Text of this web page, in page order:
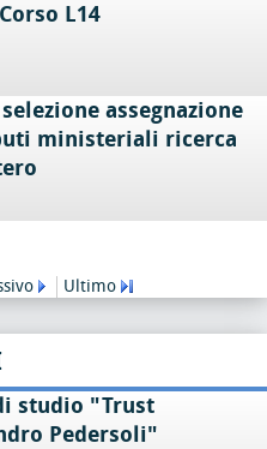
L14
assegnazione
ministeriali ricerca
Ultimo
studio "Trust
Pedersoli"